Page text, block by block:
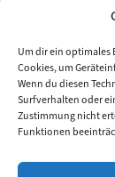
Um dir ein optimales
Cookies, um
Wenn du diesen
Surfverhalten oder
Zustimmung nicht
Funktionen
Maßnahmenplan
Weiterlesen »
DU